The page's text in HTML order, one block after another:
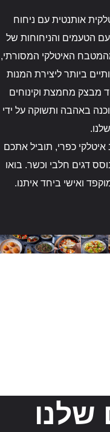
אותנטית עם ניחוח
הטעמים והניחוחות של
האיטלקי המסורתי,
ביותר ליצירת המנות
מבצק מחמצת וקינוחים
באהבה ותשוקה על ידי
איטלקי כפרי, תוביל אתכם
דגים חלבי וכשר. בואו
ואישי ביחד איתנו.
שלנו